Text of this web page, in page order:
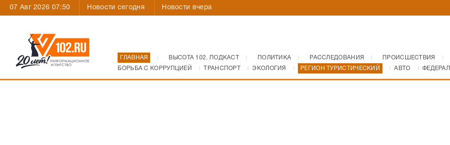
07 Авг 2026 07:50 Новости сегодня Новости вчера
ГЛАВНАЯ ВЫСОТА 102. ПОДКАСТ ПОЛИТИКА РАССЛЕДОВАНИЯ ПРОИСШЕСТВИЯ
БОРЬБА С КОРРУПЦИЕЙ
ТРАНСПОРТ ЭКОЛОГИЯ РЕГИОН ТУРИСТИЧЕСКИЙ АВТО